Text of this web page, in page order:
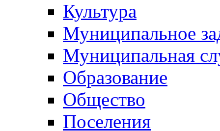
Культура
Муниципальное
Муниципальная
Образование
Общество
Поселения